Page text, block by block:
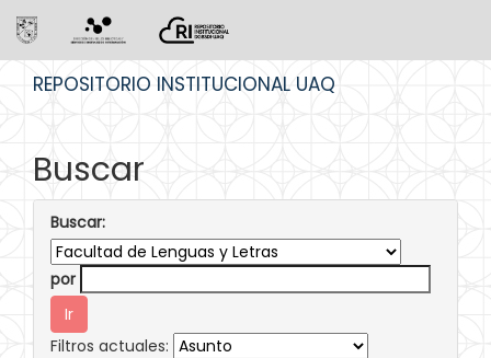
REPOSITORIO INSTITUCIONAL UAQ
Buscar
Buscar:
por
Filtros actuales: